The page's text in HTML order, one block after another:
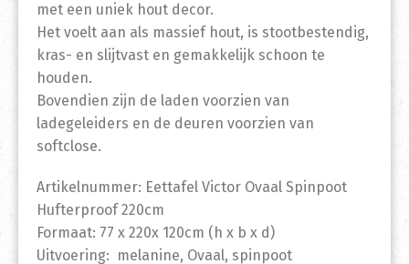
met een uniek hout decor.
Het voelt aan als massief hout, is stootbestendig,
kras- en slijtvast en gemakkelijk schoon te
houden.
Bovendien zijn de laden voorzien van
ladegeleiders en de deuren voorzien van
softclose.
Artikelnummer: Eettafel Victor Ovaal Spinpoot
Hufterproof 220cm
Formaat: 77 x 220x 120cm (h x b x d)
Uitvoering: melanine, Ovaal, spinpoot